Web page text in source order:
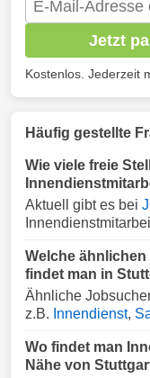
Jetzt
Kostenlos. Jederzeit
Häufig gestellte
Wie viele freie
Aktuell gibt es bei
Welche
findet man in
Ähnliche
z.B. Innendienst,
Wo findet man
Nähe von